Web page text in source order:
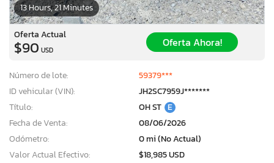
13 Hours, 21 Minutes
Oferta Actual
$90 USD
Oferta Ahora!
Número de lote:
59379***
ID vehicular (VIN):
JH2SC7959J*******
Título:
OH ST E
Fecha de Venta:
08/06/2026
Odómetro:
0 mi (No Actual)
Valor Actual Efectivo:
$18,985 USD